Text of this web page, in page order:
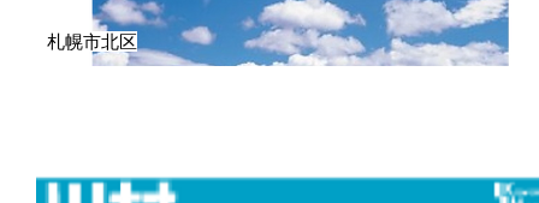
札幌市北区